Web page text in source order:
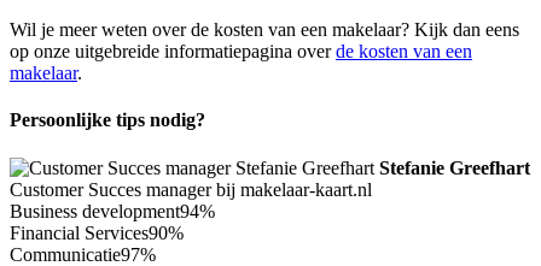
Wil je meer weten over de kosten van een makelaar? Kijk dan eens
op onze uitgebreide informatiepagina overde kosten van een
makelaar.
Persoonlijke tips nodig?
Stefanie Greefhart
Customer Succes manager bij makelaar-kaart.nl
Business development94%
Financial Services90%
Communicatie97%